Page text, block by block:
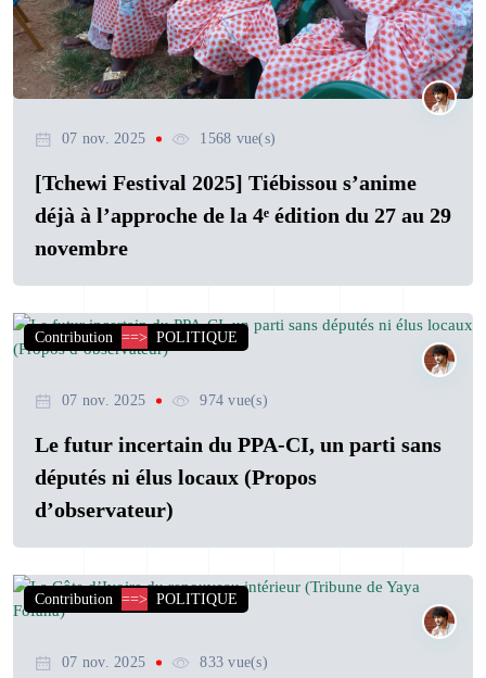
07 nov. 2025 1568 vue(s)
[Tchewi Festival 2025] Tiébissou s’anime
déjà à l’approche de la 4ᵉ édition du 27 au 29
novembre
Contribution ==> POLITIQUE
07 nov. 2025 974 vue(s)
Le futur incertain du PPA-CI, un parti sans
députés ni élus locaux (Propos
d’observateur)
Contribution ==> POLITIQUE
07 nov. 2025 833 vue(s)